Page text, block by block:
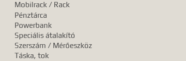
Mobilrack / Rack
Pénztárca
Powerbank
Speciális átalakító
Szerszám / Mérőeszköz
Táska, tok